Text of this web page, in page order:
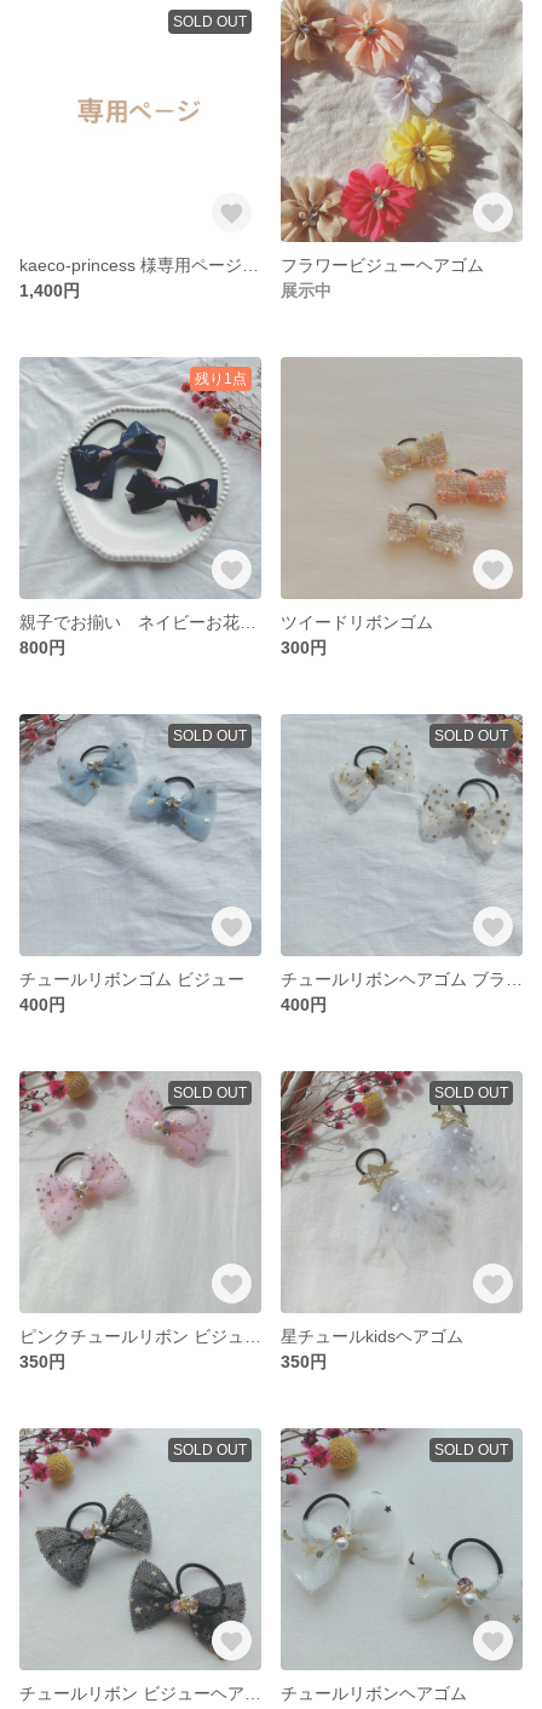
SOLD OUT
1,400円
フラワービジューヘアゴム
展示中
残り1点
800円
ツイードリボンゴム
300円
SOLD OUT
チュールリボンゴム ビジュー
400円
SOLD OUT
400円
SOLD OUT
350円
SOLD OUT
星チュールkidsヘアゴム
350円
SOLD OUT SOLD OUT
チュールリボンヘアゴム